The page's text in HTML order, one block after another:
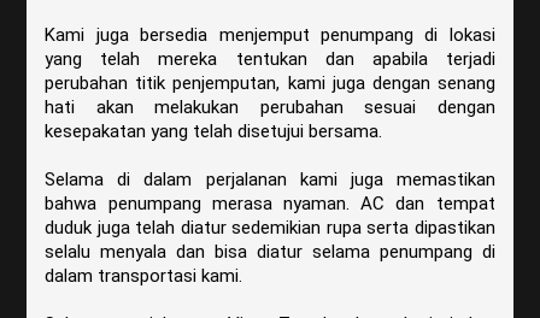
Kami juga bersedia menjemput penumpang di lokasi
yang telah mereka tentukan dan apabila terjadi
perubahan titik penjemputan, kami juga dengan senang
hati akan melakukan perubahan sesuai dengan
kesepakatan yang telah disetujui bersama.
Selama di dalam perjalanan kami juga memastikan
bahwa penumpang merasa nyaman. AC dan tempat
duduk juga telah diatur sedemikian rupa serta dipastikan
selalu menyala dan bisa diatur selama penumpang di
dalam transportasi kami.